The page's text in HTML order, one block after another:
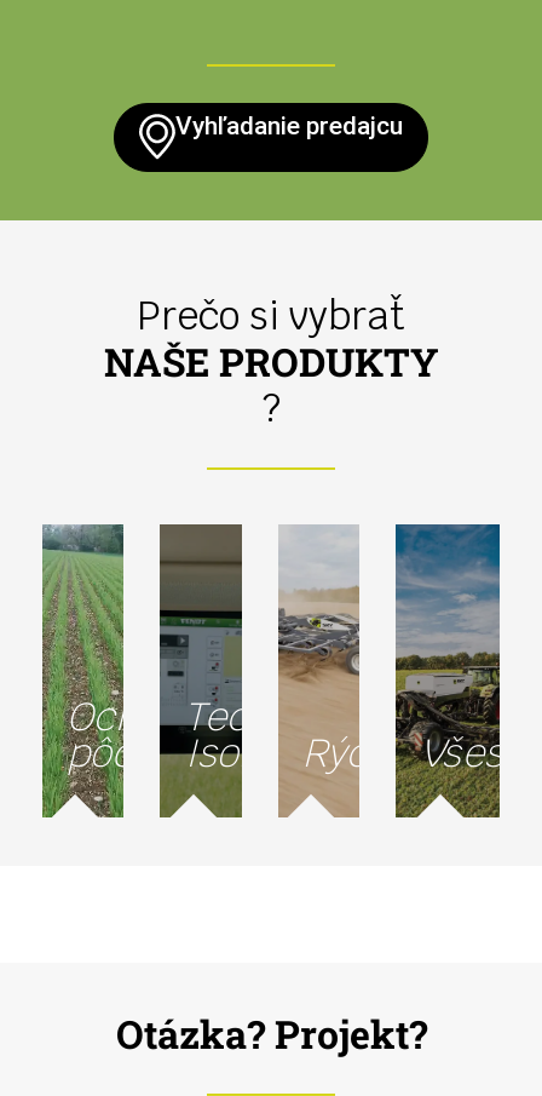
Vyhľadanie predajcu
Prečo si vybrať
NAŠE PRODUKTY
?
Ochrana
pôdy
Technológia
IsobusRýchlosť
Otázka? Projekt?